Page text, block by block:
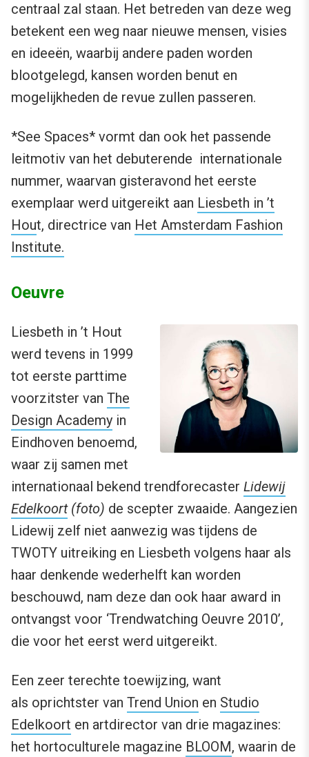
centraal zal staan. Het betreden van deze weg
betekent een weg naar nieuwe mensen, visies
en ideeën, waarbij andere paden worden
blootgelegd, kansen worden benut en
mogelijkheden de revue zullen passeren.
*See Spaces* vormt dan ook het passende
leitmotiv van het debuterende internationale
nummer, waarvan gisteravond het eerste
exemplaar werd uitgereikt aan Liesbeth in ’t
Hout, directrice van Het Amsterdam Fashion
Institute.
Oeuvre
Liesbeth in ’t Hout
werd tevens in 1999
tot eerste parttime
voorzitster van The
Design Academy in
Eindhoven benoemd,
waar zij samen met
internationaal bekend trendforecaster Lidewij
Edelkoort(foto) de scepter zwaaide. Aangezien
Lidewij zelf niet aanwezig was tijdens de
TWOTY uitreiking en Liesbeth volgens haar als
haar denkende wederhelft kan worden
beschouwd, nam deze dan ook haar award in
ontvangst voor ‘Trendwatching Oeuvre 2010’,
die voor het eerst werd uitgereikt.
Een zeer terechte toewijzing, want
als oprichtster van Trend Union en Studio
Edelkoort en artdirector van drie magazines:
het hortoculturele magazine BLOOM, waarin de